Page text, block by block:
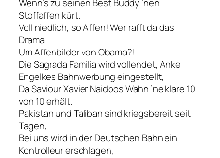
Wenn’s zu seinen Best Buddy ’nen
Stoffaffen kürt.
Voll niedlich, so Affen! Wer rafft da das
Drama
Um Affenbilder von Obama?!
Die Sagrada Familia wird vollendet, Anke
Engelkes Bahnwerbung eingestellt,
Da Saviour Xavier Naidoos Wahn ’ne klare 10
von 10 erhält.
Pakistan und Taliban sind kriegsbereit seit
Tagen,
Bei uns wird in der Deutschen Bahn ein
Kontrolleur erschlagen,